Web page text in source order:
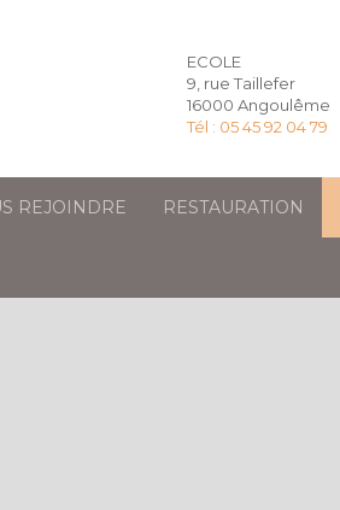
ECOLE
9, rue Taillefer
16000 Angoulême
Tél : 05 45 92 04 79
REJOINDRE RESTAURATION